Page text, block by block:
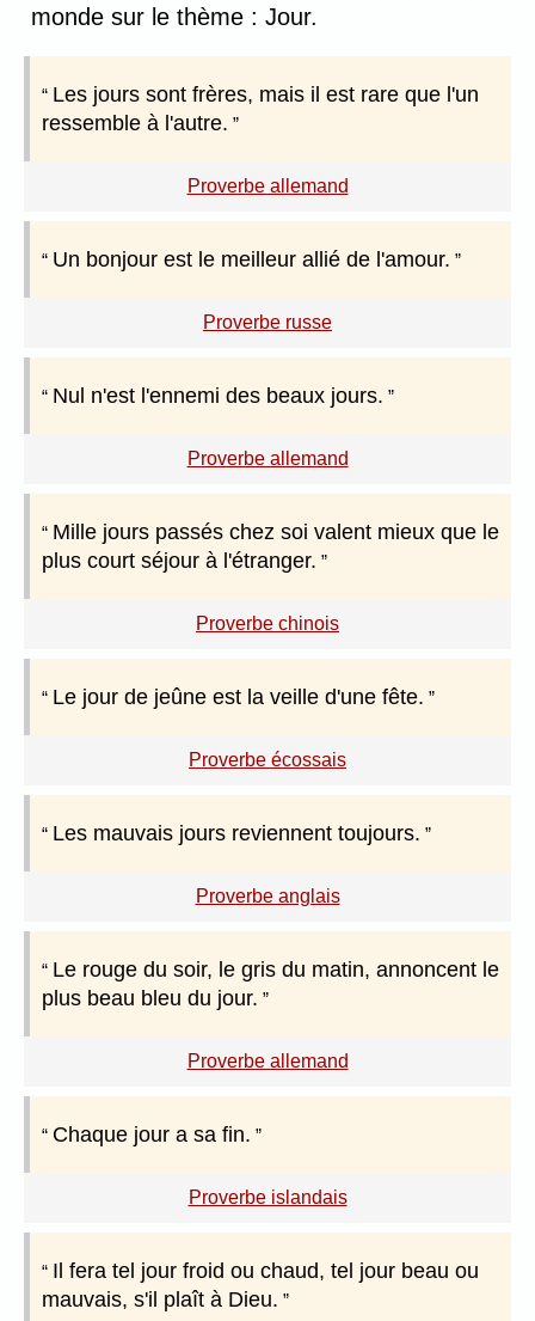
monde sur le thème : Jour.
Les jours sont frères, mais il est rare que l'un
ressemble à l'autre.
Proverbe allemand
Un bonjour est le meilleur allié de l'amour.
Proverbe russe
Nul n'est l'ennemi des beaux jours.
Proverbe allemand
Mille jours passés chez soi valent mieux que le
plus court séjour à l'étranger.
Proverbe chinois
Le jour de jeûne est la veille d'une fête.
Proverbe écossais
Les mauvais jours reviennent toujours.
Proverbe anglais
Le rouge du soir, le gris du matin, annoncent le
plus beau bleu du jour.
Proverbe allemand
Chaque jour a sa fin.
Proverbe islandais
Il fera tel jour froid ou chaud, tel jour beau ou
mauvais, s'il plaît à Dieu.